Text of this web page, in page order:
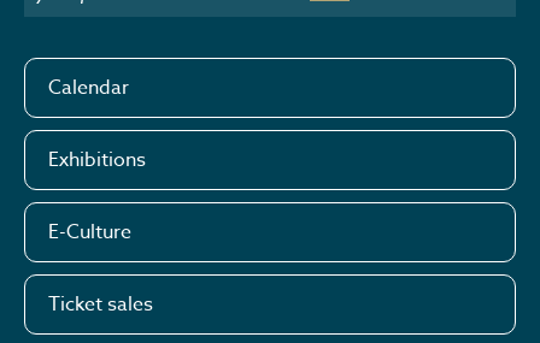
Calendar
Exhibitions
E-Culture
Ticket sales